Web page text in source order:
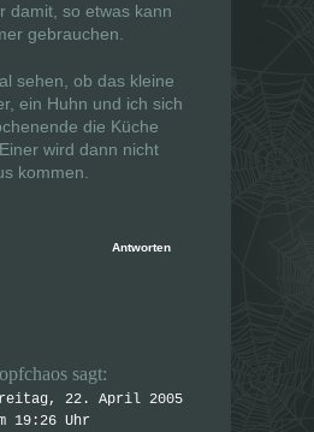
damit, so etwas kann
gebrauchen.
sehen, ob das kleine
ein Huhn und ich sich
die Küche
wird dann nicht
kommen.
Antworten
sagt:
22. April 2005
19:26 Uhr